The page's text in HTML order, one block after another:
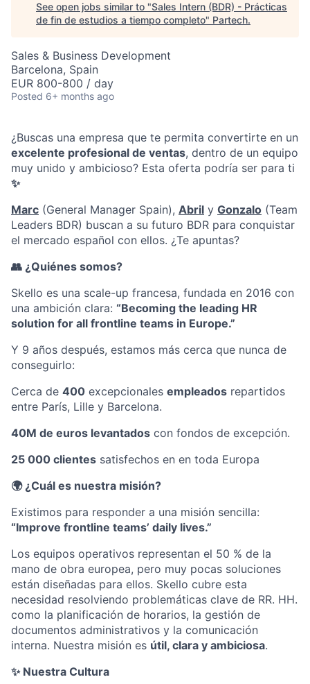
See open jobs similar to "Sales Intern (BDR) - Prácticas
de fin de estudios a tiempo completo" Partech.
Sales & Business Development
Barcelona, Spain
EUR 800-800 / day
Posted 6+ months ago
¿Buscas una empresa que te permita convertirte en un
excelente profesional de ventas, dentro de un equipo
muy unido y ambicioso? Esta oferta podría ser para ti
✨
Marc (General Manager Spain), Abril y Gonzalo (Team
Leaders BDR) buscan a su futuro BDR para conquistar
el mercado español con ellos. ¿Te apuntas?
👥 ¿Quiénes somos?
Skello es una scale-up francesa, fundada en 2016 con
una ambición clara: “Becoming the leading HR
solution for all frontline teams in Europe.”
Y 9 años después, estamos más cerca que nunca de
conseguirlo:
Cerca de 400 excepcionales empleados repartidos
entre París, Lille y Barcelona.
40M de euros levantados con fondos de excepción.
25 000 clientes satisfechos en en toda Europa
🌍 ¿Cuál es nuestra misión?
Existimos para responder a una misión sencilla:
“Improve frontline teams’ daily lives.”
Los equipos operativos representan el 50 % de la
mano de obra europea, pero muy pocas soluciones
están diseñadas para ellos. Skello cubre esta
necesidad resolviendo problemáticas clave de RR. HH.
como la planificación de horarios, la gestión de
documentos administrativos y la comunicación
interna. Nuestra misión es útil, clara y ambiciosa.
✨ Nuestra Cultura